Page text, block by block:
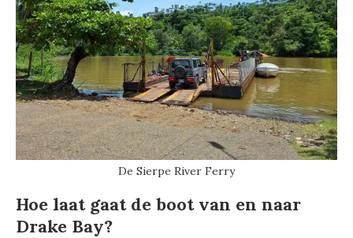
De Sierpe River Ferry
Hoe laat gaat de boot van en naar
Drake Bay?